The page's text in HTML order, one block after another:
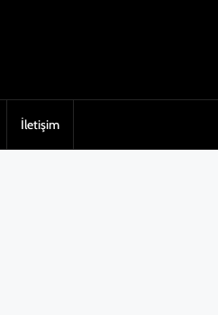
İletişim